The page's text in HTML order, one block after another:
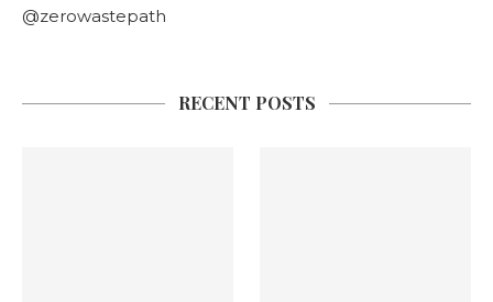
@zerowastepath
RECENT POSTS